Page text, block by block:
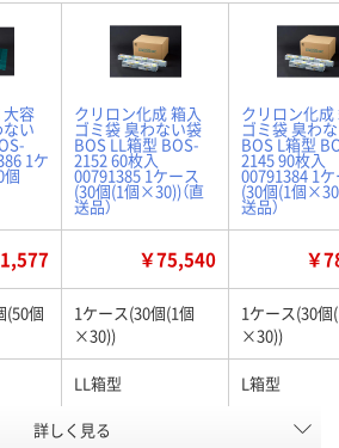
容
い
1ケ
個
クリロン化成 箱入
ゴミ袋 臭わない袋
BOS LL箱型 BOS-
2152 60枚入
00791385 1ケース
(30個(1個×30))（直
送品）
クリロン化成
ゴミ袋 臭わ
BOS L箱型
2145 90枚入
00791384 1
(30個(1個
送品）
￥75,540 ￥
(50個
1ケース(30個(1個
×30))
1ケース(30個
×30))
LL箱型 L箱型
APK9132 APK9130
詳しく見る